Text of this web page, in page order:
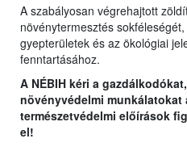
A szabályosan végrehajtott
növénytermesztés
gyepterületek és az ökológiai
fenntartásához.
A NÉBIH kéri a
növényvédelmi munkálatokat
természetvédelmi előírások
el!